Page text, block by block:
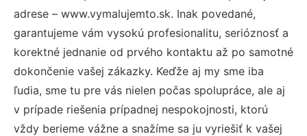
adrese – www.vymalujemto.sk. Inak povedané,
garantujeme vám vysokú profesionalitu, serióznosť a
korektné jednanie od prvého kontaktu až po samotné
dokončenie vašej zákazky. Keďže aj my sme iba
ľudia, sme tu pre vás nielen počas spolupráce, ale aj
v prípade riešenia prípadnej nespokojnosti, ktorú
vždy berieme vážne a snažíme sa ju vyriešiť k vašej